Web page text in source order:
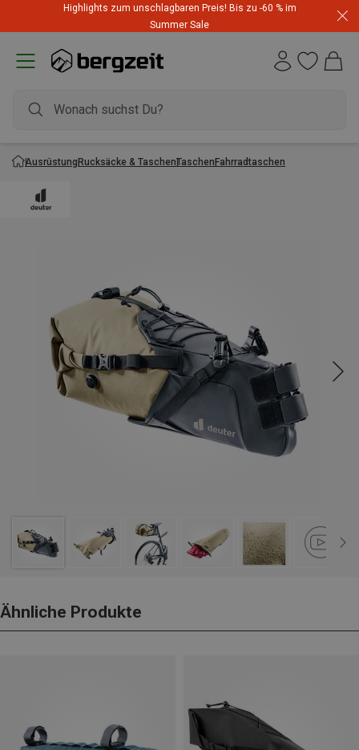
Highlights zum unschlagbaren Preis! Bis zu -60 % im
Summer Sale
AusrüstungRucksäcke & TaschenTaschenFahrradtaschen
Ähnliche Produkte